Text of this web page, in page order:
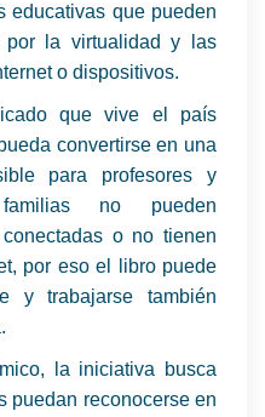
educativas que pueden
por la virtualidad y las
o dispositivos.
que vive el país
convertirse en una
para profesores y
no pueden
o no tienen
por eso el libro puede
y trabajarse también
la iniciativa busca
puedan reconocerse en